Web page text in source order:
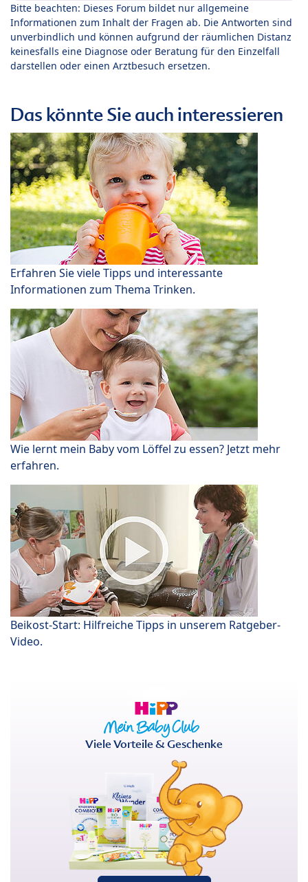
Bitte beachten: Dieses Forum bildet nur allgemeine
Informationen zum Inhalt der Fragen ab. Die Antworten sind
unverbindlich und können aufgrund der räumlichen Distanz
keinesfalls eine Diagnose oder Beratung für den Einzelfall
darstellen oder einen Arztbesuch ersetzen.
Das könnte Sie auch interessieren
Erfahren Sie viele Tipps und interessante
Informationen zum Thema Trinken.
Wie lernt mein Baby vom Löffel zu essen? Jetzt mehr
erfahren.
Beikost-Start: Hilfreiche Tipps in unserem Ratgeber-
Video.
Viele Vorteile & Geschenke